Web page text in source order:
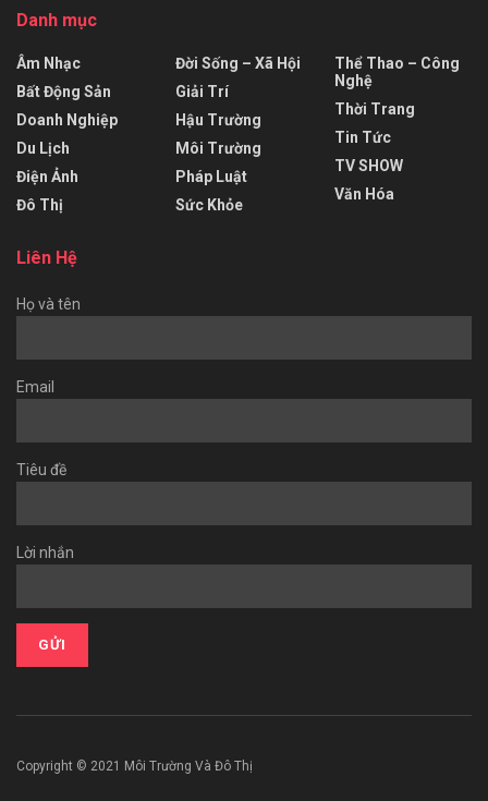
Danh mục
Âm Nhạc
Bất Động Sản
Doanh Nghiệp
Du Lịch
Điện Ảnh
Đô Thị
Đời Sống – Xã Hội
Giải Trí
Hậu Trường
Môi Trường
Pháp Luật
Sức Khỏe
Thể Thao – Công
Nghệ
Thời Trang
Tin Tức
TV SHOW
Văn Hóa
Liên Hệ
Họ và tên
Email
Tiêu đề
Lời nhắn
Copyright © 2021 Môi Trường Và Đô Thị